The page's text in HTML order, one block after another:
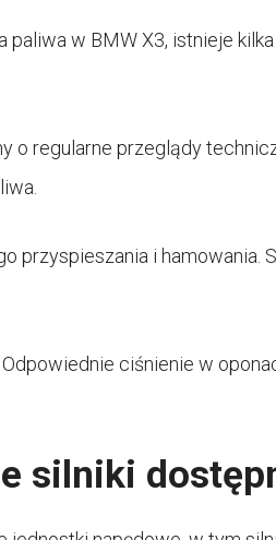
w BMW X3, istnieje
o regularne przeglądy
przyspieszania i hamowania.
Odpowiednie ciśnienie w
silniki